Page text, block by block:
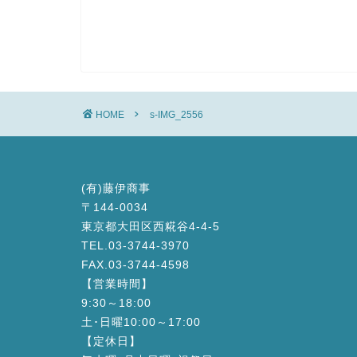
HOME s-IMG_2556
(有)藤伊商事
〒144-0034
東京都大田区西糀谷4-4-5
TEL.03-3744-3970
FAX.03-3744-4598
【営業時間】
9:30～18:00
土･日曜10:00～17:00
【定休日】